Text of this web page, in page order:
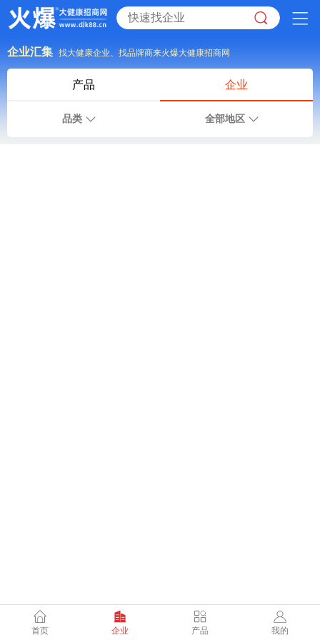
企业汇集 找大健康企业、找品牌商来火爆大健康招商网
产品 企业
品类 全部地区
首页 企业 产品 我的